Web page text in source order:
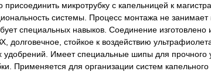
микротрубку с капельницей к
системы. Процесс монтажа не занимает
специальных навыков. Соединение изготовлено
долговечное, стойкое к воздействию
удобрений. Имеет специальные шипы для прочного
Применяется для организации систем